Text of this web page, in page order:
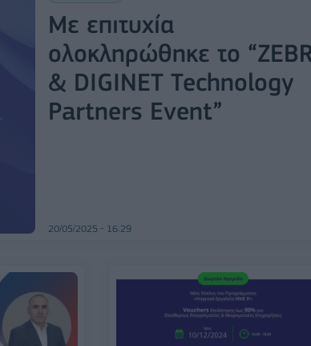
Με επιτυχία
ολοκληρώθηκε το
& DIGINET Technology
Partners Event”
20/05/2025 - 16:29